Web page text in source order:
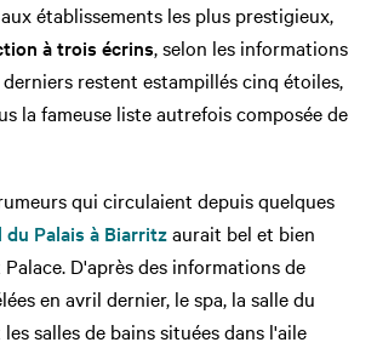
établissements les plus prestigieux,
à trois écrins, selon les informations
derniers restent estampillés cinq étoiles,
la fameuse liste autrefois composée de
qui circulaient depuis quelques
du Palais à Biarritzaurait bel et bien
D'après des informations de
en avril dernier, le spa, la salle du
salles de bains situées dans l'aile